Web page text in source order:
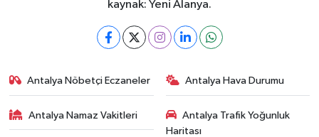
kaynak: Yeni Alanya.
Antalya Nöbetçi Eczaneler Antalya Hava Durumu
Antalya Namaz Vakitleri
Antalya Trafik Yoğunluk
Haritası